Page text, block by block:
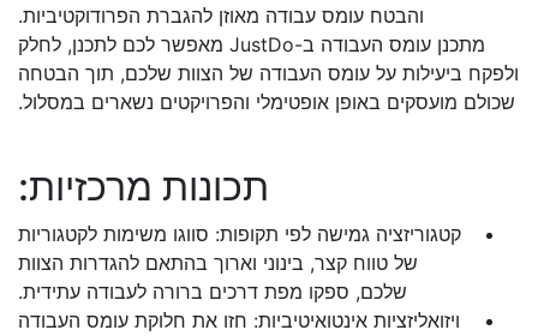
והבטח עומס עבודה מאוזן להגברת הפרודוקטיביות.
מתכנן עומס העבודה ב-JustDo מאפשר לכם לתכנן, לחלק
ולפקח ביעילות על עומס העבודה של הצוות שלכם, תוך הבטחה
שכולם מועסקים באופן אופטימלי והפרויקטים נשארים במסלול.
תכונות מרכזיות:
קטגוריזציה גמישה לפי תקופות: סווגו משימות לקטגוריות
של טווח קצר, בינוני וארוך בהתאם להגדרות הצוות
שלכם, ספקו מפת דרכים ברורה לעבודה עתידית.
ויזואליזציות אינטואיטיביות: חזו את חלוקת עומס העבודה